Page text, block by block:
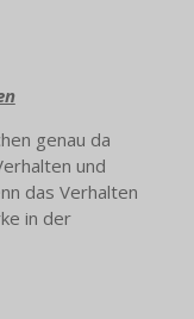
genau da
und
das Verhalten
in der